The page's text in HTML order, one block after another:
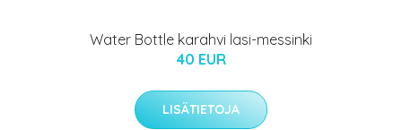
Water Bottle karahvi lasi-messinki
40 EUR
LISÄTIETOJA